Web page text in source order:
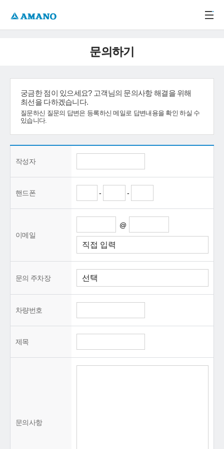
문의하기
궁금한 점이 있으세요? 고객님의 문의사항 해결을 위해
최선을 다하겠습니다.
질문하신 질문의 답변은 등록하신 메일로 답변내용을 확인 하실 수
있습니다.
작성자
핸드폰 - -
이메일
@
문의 주차장
차량번호
제목
문의사항